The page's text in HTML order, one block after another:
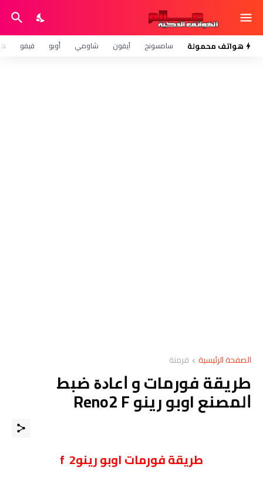
هواتف محمولة سامسونج آيفون شاومي أوبو فيفو
الصفحة الرئيسية فرمتة
طريقة فورمات و ﺍﻋﺎﺩﺓ ﺿﺒﻂ
ﺍﻟﻤﺼﻨﻊ اوبو رينو Reno2 F
طريقة فورمات اوبو رينو2 f